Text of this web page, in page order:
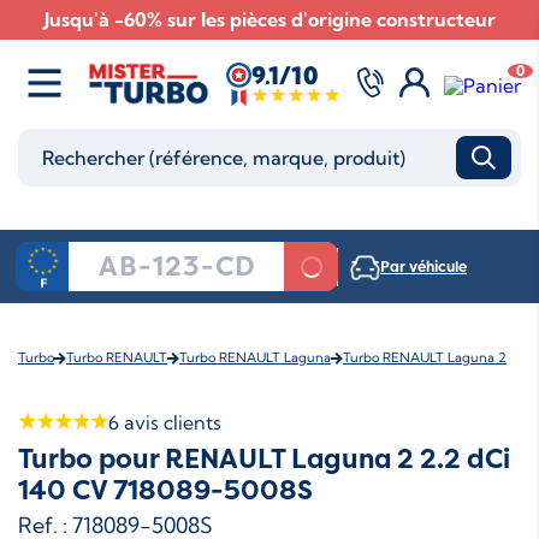
Jusqu'à -60% sur les pièces d'origine constructeur
9.1/10 0
Par véhicule
Turbo Turbo RENAULT Turbo RENAULT Laguna Turbo RENAULT Laguna 2
6 avis clients
Turbo pour RENAULT Laguna 2 2.2 dCi
140 CV 718089-5008S
Ref. : 718089-5008S